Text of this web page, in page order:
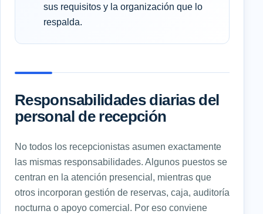
sus requisitos y la organización que lo
respalda.
Responsabilidades diarias del
personal de recepción
No todos los recepcionistas asumen exactamente
las mismas responsabilidades. Algunos puestos se
centran en la atención presencial, mientras que
otros incorporan gestión de reservas, caja, auditoría
nocturna o apoyo comercial. Por eso conviene